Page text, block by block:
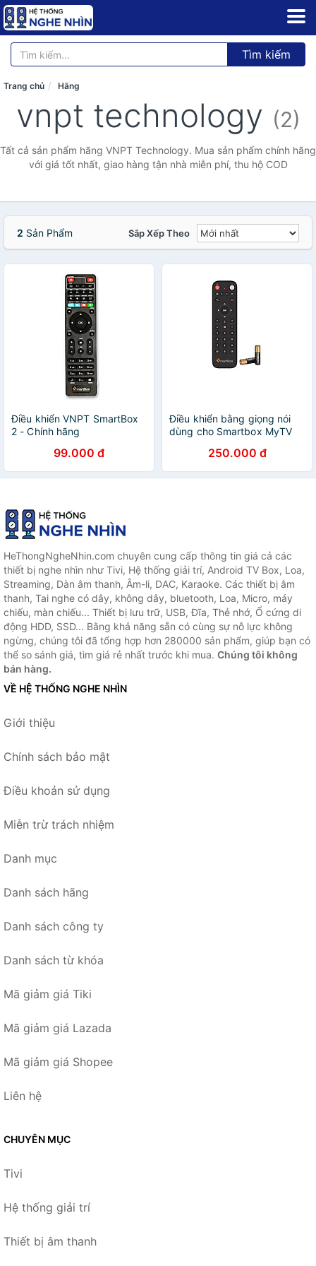
Tìm kiếm
Trang chủ Hãng
vnpt technology (2)
Tất cả sản phẩm hãng VNPT Technology. Mua sản phẩm chính hãng
với giá tốt nhất, giao hàng tận nhà miễn phí, thu hộ COD
2 Sản Phẩm Sắp Xếp Theo
Điều khiển VNPT SmartBox
2 - Chính hãng
99.000 đ
Điều khiển bằng giọng nói
dùng cho Smartbox MyTV
250.000 đ
HeThongNgheNhin.com chuyên cung cấp thông tin giá cả các
thiết bị nghe nhìn như Tivi, Hệ thống giải trí, Android TV Box, Loa,
Streaming, Dàn âm thanh, Âm-li, DAC, Karaoke. Các thiết bị âm
thanh, Tai nghe có dây, không dây, bluetooth, Loa, Micro, máy
chiếu, màn chiếu... Thiết bị lưu trữ, USB, Đĩa, Thẻ nhớ, Ổ cứng di
động HDD, SSD... Bằng khả năng sẵn có cùng sự nỗ lực không
ngừng, chúng tôi đã tổng hợp hơn 280000 sản phẩm, giúp bạn có
thể so sánh giá, tìm giá rẻ nhất trước khi mua. Chúng tôi không
bán hàng.
VỀ HỆ THỐNG NGHE NHÌN
Giới thiệu
Chính sách bảo mật
Điều khoản sử dụng
Miễn trừ trách nhiệm
Danh mục
Danh sách hãng
Danh sách công ty
Danh sách từ khóa
Mã giảm giá Tiki
Mã giảm giá Lazada
Mã giảm giá Shopee
Liên hệ
CHUYÊN MỤC
Tivi
Hệ thống giải trí
Thiết bị âm thanh